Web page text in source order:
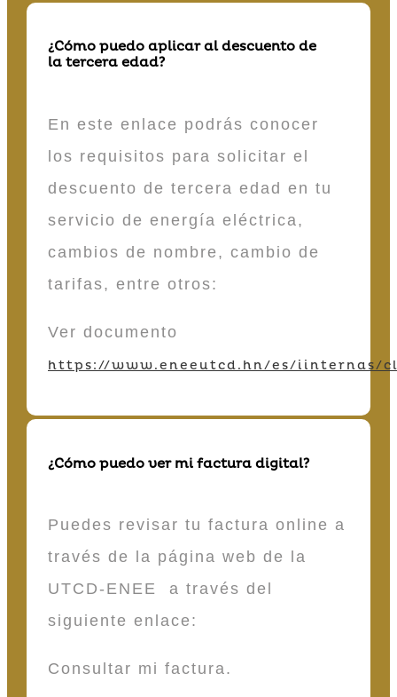
¿Cómo puedo aplicar al descuento de
la tercera edad?
En este enlace podrás conocer
los requisitos para solicitar el
descuento de tercera edad en tu
servicio de energía eléctrica,
cambios de nombre, cambio de
tarifas, entre otros:
Ver documento
https://www.eneeutcd.hn/es/iinternas/
¿Cómo puedo ver mi factura digital?
Puedes revisar tu factura online a
través de la página web de la
UTCD-ENEE a través del
siguiente enlace:
Consultar mi factura.